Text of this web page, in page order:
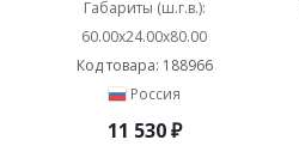
Габариты (ш.г.в.):
60.00x24.00x80.00
Код товара: 188966
Россия
11 530₽